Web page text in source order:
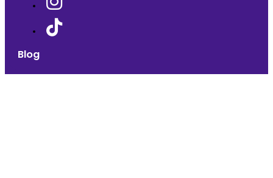
Blog